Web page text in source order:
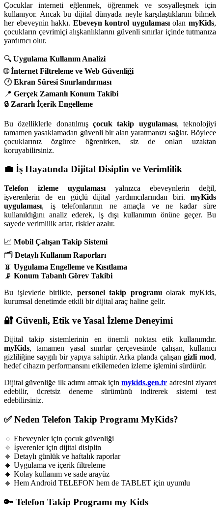
Çocuklar interneti eğlenmek, öğrenmek ve sosyalleşmek için
kullanıyor. Ancak bu dijital dünyada neyle karşılaştıklarını bilmek
her ebeveynin hakkı. Ebeveyn kontrol uygulamasıolanmyKids,
çocukların çevrimiçi alışkanlıklarını güvenli sınırlar içinde tutmanıza
yardımcı olur.
🔍 Uygulama Kullanım Analizi
🌐İnternet Filtreleme ve Web Güvenliği
🕐 Ekran Süresi Sınırlandırması
📍 Gerçek Zamanlı Konum Takibi
🔒 Zararlı İçerik Engelleme
Bu özelliklerle donatılmış çocuk takip uygulaması, teknolojiyi
tamamen yasaklamadan güvenli bir alan yaratmanızı sağlar. Böylece
çocuklarınız özgürce öğrenirken, siz de onları uzaktan
koruyabilirsiniz.
💼 İş Hayatında Dijital Disiplin ve Verimlilik
Telefon izleme uygulaması yalnızca ebeveynlerin değil,
işverenlerin de en güçlü dijital yardımcılarından biri. myKids
uygulaması, iş telefonlarının ne amaçla ve ne kadar süre
kullanıldığını analiz ederek, iş dışı kullanımın önüne geçer. Bu
sayede verimlilik artar, riskler azalır.
📈 Mobil Çalışan Takip Sistemi
🗂️ Detaylı Kullanım Raporları
📵 Uygulama Engelleme ve Kısıtlama
📡 Konum Tabanlı Görev Takibi
Bu işlevlerle birlikte, personel takip programıolarak myKids,
kurumsal denetimde etkili bir dijital araç haline gelir.
🔐 Güvenli, Etik ve Yasal İzleme Deneyimi
Dijital takip sistemlerinin en önemli noktası etik kullanımdır.
myKids, tamamen yasal sınırlar çerçevesinde çalışan, kullanıcı
gizliliğine saygılı bir yapıya sahiptir. Arka planda çalışangizli mod,
hedef cihazın performansını etkilemeden izleme işlemini sürdürür.
Dijital güvenliğe ilk adımı atmak içinmykids.gen.tr adresini ziyaret
edebilir, ücretsiz deneme sürümünü indirerek sistemi test
edebilirsiniz.
✅ Neden Telefon Takip Programı MyKids?
🔹 Ebeveynler için çocuk güvenliği
🔹 İşverenler için dijital disiplin
🔹 Detaylı günlük ve haftalık raporlar
🔹 Uygulama ve içerik filtreleme
🔹 Kolay kullanım ve sade arayüz
🔹 Hem Android TELEFON hem de TABLET için uyumlu
🔑 Telefon Takip Programı my Kids